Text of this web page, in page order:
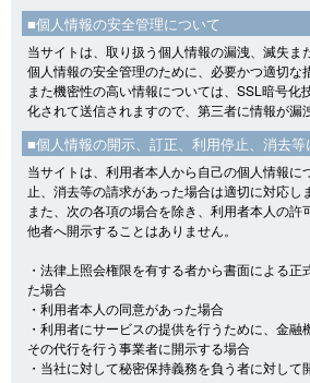
■個人情報の安全管理について
当サイトは、取り扱う個人情報の漏洩、滅失ま
個人情報の安全管理のために、必要かつ適切な
また機密性の高い情報については、SSL暗号化
化されて送信されますので、第三者に情報が漏
■個人情報の開示、訂正、利用停止、消去等
当サイトは、利用者本人から自己の個人情報に
止、消去等の請求があった場合は適切に対応し
また、次の各項の場合を除き、利用者本人の許
他者へ開示することはありません。
・法律上照会権限を有する者から書面による
た場合
・利用者本人の同意があった場合
・利用者にサービスの提供を行うために、金
その代行を行う事業者に開示する場合
・当社に対して秘密保持義務を負う者に対して